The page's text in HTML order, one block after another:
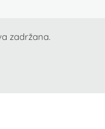
zadržana.